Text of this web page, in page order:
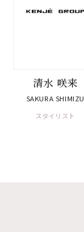
清水 咲来
SAKURA SHIMIZU
スタイリスト